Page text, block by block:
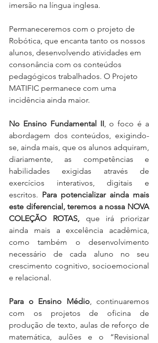
imersão na língua inglesa.
Permaneceremos com o projeto de
Robótica, que encanta tanto os nossos
alunos, desenvolvendo atividades em
consonância com os conteúdos
pedagógicos trabalhados. O Projeto
MATIFIC permanece com uma
incidência ainda maior.
No Ensino Fundamental II, o foco é a
abordagem dos conteúdos, exigindo-
se, ainda mais, que os alunos adquiram,
diariamente, as competências e
habilidades exigidas através de
exercícios interativos, digitais e
escritos. Para potencializar ainda mais
este diferencial, teremos a nossa NOVA
COLEÇÃO ROTAS, que irá priorizar
ainda mais a excelência acadêmica,
como também o desenvolvimento
necessário de cada aluno no seu
crescimento cognitivo, socioemocional
e relacional.
Para o Ensino Médio, continuaremos
com os projetos de oficina de
produção de texto, aulas de reforço de
matemática, aulões e o “Revisional